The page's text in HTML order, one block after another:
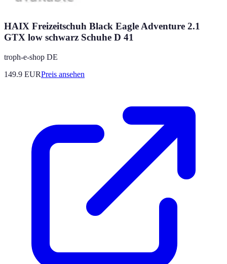
HAIX Freizeitschuh Black Eagle Adventure 2.1
GTX low schwarz Schuhe D 41
troph-e-shop DE
149.9 EURPreis ansehen